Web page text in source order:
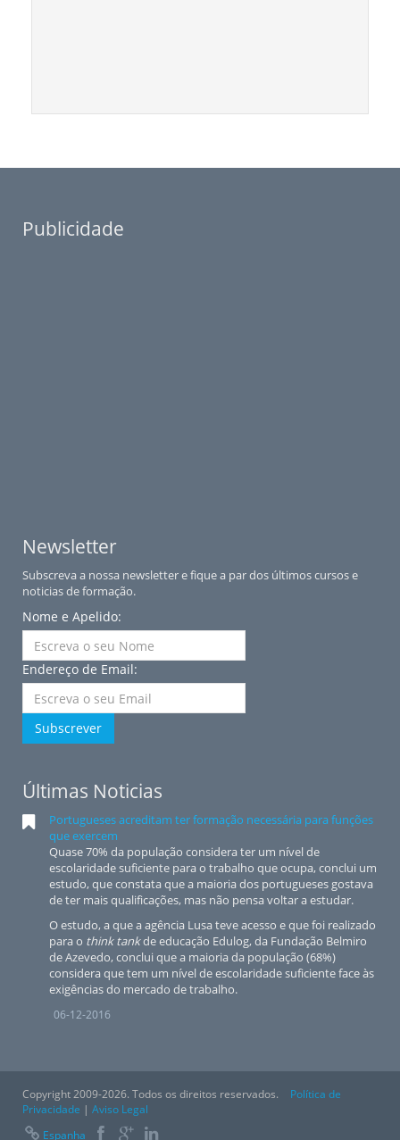
Publicidade
Newsletter
Subscreva a nossa newsletter e fique a par dos últimos cursos e
noticias de formação.
Nome e Apelido:
Endereço de Email:
Subscrever
Últimas Noticias
Portugueses acreditam ter formação necessária para funções
que exercem
Quase 70% da população considera ter um nível de
escolaridade suficiente para o trabalho que ocupa, conclui um
estudo, que constata que a maioria dos portugueses gostava
de ter mais qualificações, mas não pensa voltar a estudar.
O estudo, a que a agência Lusa teve acesso e que foi realizado
para o think tankde educação Edulog, da Fundação Belmiro
de Azevedo, conclui que a maioria da população (68%)
considera que tem um nível de escolaridade suficiente face às
exigências do mercado de trabalho.
06-12-2016
Copyright 2009-2026. Todos os direitos reservados.
Política de
Privacidade | Aviso Legal
Espanha